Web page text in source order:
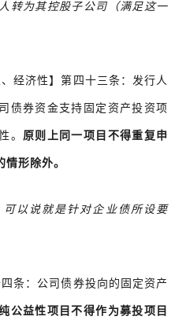
转为其控股子公司（满足这一
经济性】第四十三条：发行人
债券资金支持固定资产投资项
。 原则上同一项目不得重复申
形除外。
以说就是针对企业债所设要
条：公司债券投向的固定资产
公益性项目不得作为募投项目